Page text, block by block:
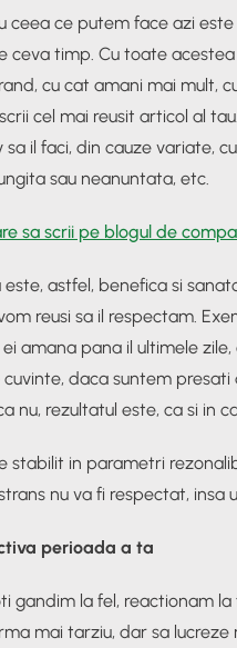
ceea ce putem face azi
ceva timp. Cu toate
cu cat amani mai mult,
cel mai reusit articol al
il faci, din cauze variate,
sau neanuntata, etc.
sa scrii pe blogul de
astfel, benefica si
reusi sa il respectam.
amana pana il ultimele
daca suntem
nu, rezultatul este, ca si in
stabilit in parametri
nu va fi respectat, insa
perioada a ta
gandim la fel, reactionam
mai tarziu, dar sa